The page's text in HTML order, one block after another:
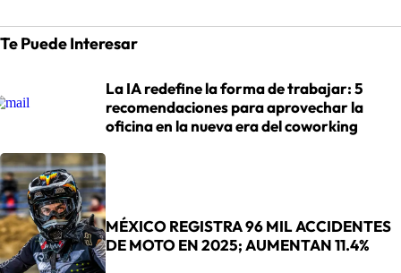
Te Puede Interesar
La IA redefine la forma de trabajar: 5
recomendaciones para aprovechar la
oficina en la nueva era del coworking
MÉXICO REGISTRA 96 MIL ACCIDENTES
DE MOTO EN 2025; AUMENTAN 11.4%